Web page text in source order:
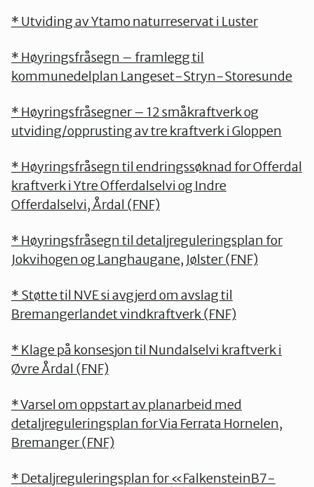
* Utviding av Ytamo naturreservat i Luster
* Høyringsfråsegn – framlegg til
kommunedelplan Langeset-Stryn-Storesunde
* Høyringsfråsegner – 12 småkraftverk og
utviding/opprusting av tre kraftverk i Gloppen
* Høyringsfråsegn til endringssøknad for Offerdal
kraftverk i Ytre Offerdalselvi og Indre
Offerdalselvi, Årdal (FNF)
* Høyringsfråsegn til detaljreguleringsplan for
Jokvihogen og Langhaugane, Jølster (FNF)
* Støtte til NVE si avgjerd om avslag til
Bremangerlandet vindkraftverk (FNF)
* Klage på konsesjon til Nundalselvi kraftverk i
Øvre Årdal (FNF)
* Varsel om oppstart av planarbeid med
detaljreguleringsplan for Via Ferrata Hornelen,
Bremanger (FNF)
* Detaljreguleringsplan for «FalkensteinB7-